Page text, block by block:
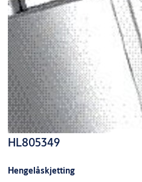
HL805349
Hengelåskjetting